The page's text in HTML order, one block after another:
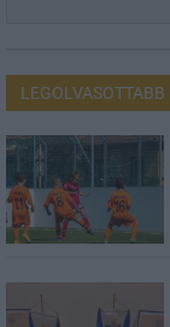
LEGOLVASOTTABB